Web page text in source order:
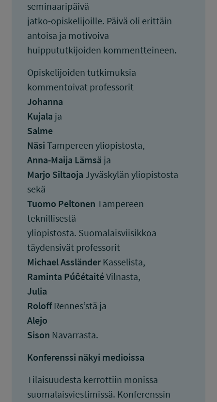
seminaaripäivä
jatko-opiskelijoille. Päivä oli erittäin
antoisa ja motivoiva
huippututkijoiden kommentteineen.
Opiskelijoiden tutkimuksia
kommentoivat professorit
Johanna
Kujala ja
Salme
Näsi Tampereen yliopistosta,
Anna-Maija Lämsä ja
Marjo Siltaoja Jyväskylän yliopistosta
sekä
Tuomo Peltonen Tampereen
teknillisestä
yliopistosta. Suomalaisviisikkoa
täydensivät professorit
Michael AssländerKasselista,
Raminta PúčétaitéVilnasta,
Julia
RoloffRennes’stä ja
Alejo
Sison Navarrasta.
Konferenssi näkyi medioissa
Tilaisuudesta kerrottiin monissa
suomalaisviestimissä. Konferenssin